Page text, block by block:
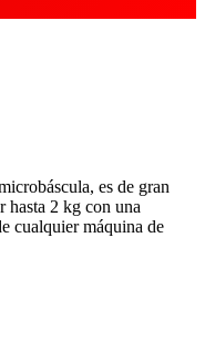
es de gran
hasta 2 kg con una
cualquier máquina de